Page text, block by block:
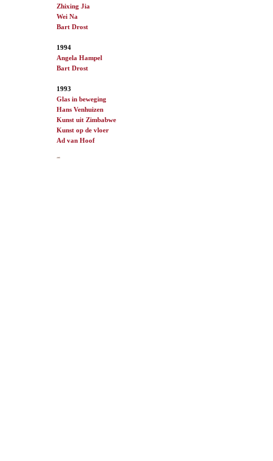
Zhixing Jia
Wei Na
Bart Drost
1994
Angela Hampel
Bart Drost
1993
Glas in beweging
Hans Venhuizen
Kunst uit Zimbabwe
Kunst op de vloer
Ad van Hoof